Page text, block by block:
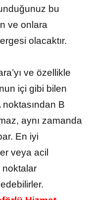
bu
ve onlara
olacaktır.
ve özellikle
içi gibi bilen
B
aynı zamanda
En iyi
veya acil
noktalar